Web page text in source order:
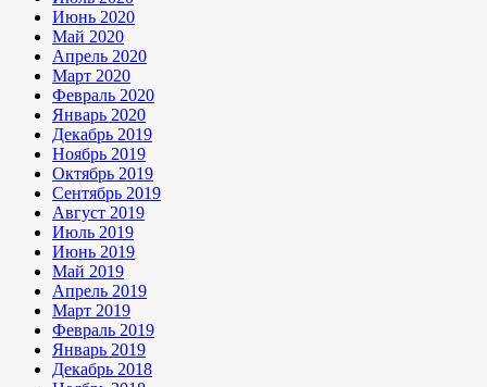
Июнь 2020
Май 2020
Апрель 2020
Март 2020
Февраль 2020
Январь 2020
Декабрь 2019
Ноябрь 2019
Октябрь 2019
Сентябрь 2019
Август 2019
Июль 2019
Июнь 2019
Май 2019
Апрель 2019
Март 2019
Февраль 2019
Январь 2019
Декабрь 2018